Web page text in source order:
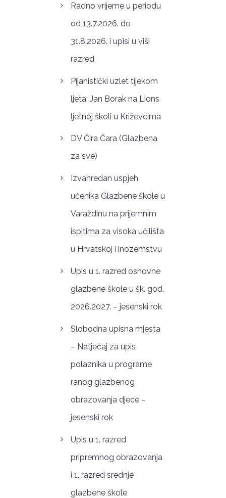
Radno vrijeme u periodu
od 13.7.2026. do
31.8.2026. i upisi u viši
razred
Pijanistički uzlet tijekom
ljeta: Jan Borak na Lions
ljetnoj školi u Križevcima
DV Čira Čara (Glazbena
za sve)
Izvanredan uspjeh
učenika Glazbene škole u
Varaždinu na prijemnim
ispitima za visoka učilišta
u Hrvatskoj i inozemstvu
Upis u 1. razred osnovne
glazbene škole u šk. god.
2026.2027. – jesenski rok
Slobodna upisna mjesta
– Natječaj za upis
polaznika u programe
ranog glazbenog
obrazovanja djece –
jesenski rok
Upis u 1. razred
pripremnog obrazovanja
i 1. razred srednje
glazbene škole